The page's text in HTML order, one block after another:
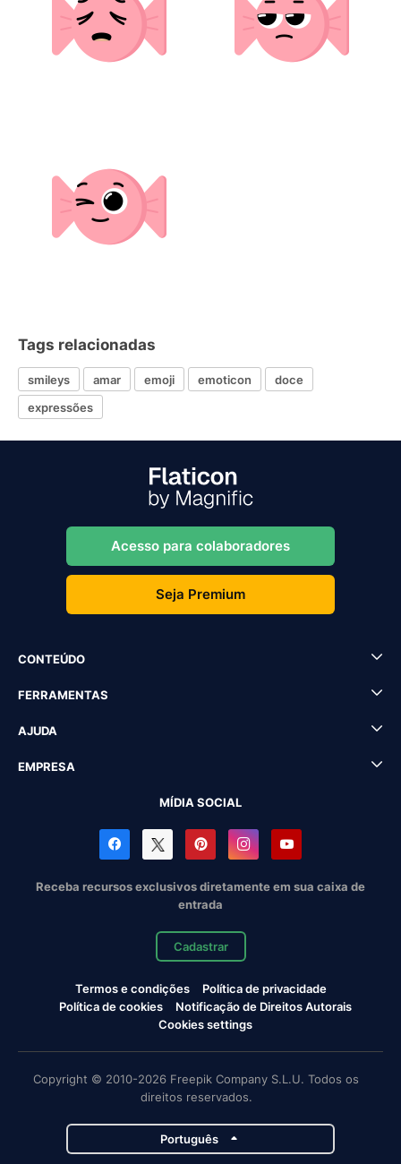
Tags relacionadas
smileys amar emoji emoticon
doce
expressões
Acesso para colaboradores
Seja Premium
CONTEÚDO
FERRAMENTAS
AJUDA
EMPRESA
MÍDIA SOCIAL
Receba recursos exclusivos diretamente em sua caixa de
entrada
Cadastrar
Termos e condições
Política de privacidade
Política de cookies
Notificação de Direitos Autorais
Cookies settings
Copyright © 2010-2026 Freepik Company S.L.U. Todos os
direitos reservados.
Português